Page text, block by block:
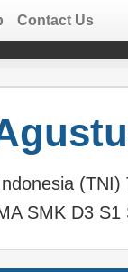
Contact Us
(TNI)
SMK D3